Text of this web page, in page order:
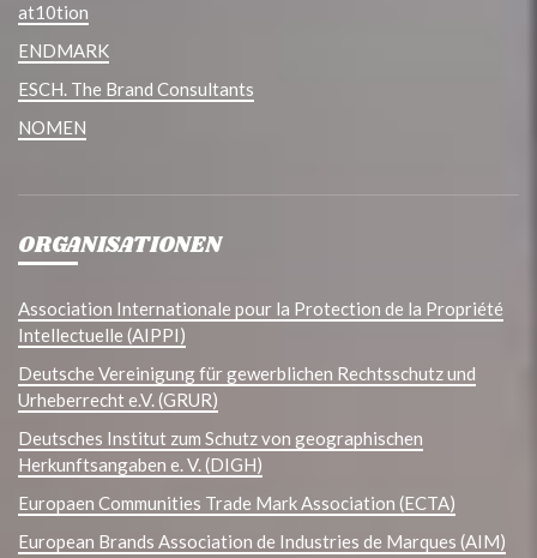
at10tion
ENDMARK
ESCH. The Brand Consultants
NOMEN
ORGANISATIONEN
Association Internationale pour la Protection de la Propriété
Intellectuelle (AIPPI)
Deutsche Vereinigung für gewerblichen Rechtsschutz und
Urheberrecht e.V. (GRUR)
Deutsches Institut zum Schutz von geographischen
Herkunftsangaben e. V. (DIGH)
Europaen Communities Trade Mark Association (ECTA)
European Brands Association de Industries de Marques (AIM)